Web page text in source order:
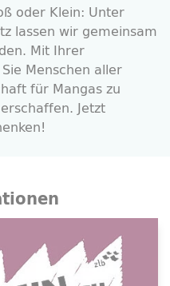
oder Klein: Unter
lassen wir gemeinsam
Mit Ihrer
Menschen aller
für Mangas zu
Jetzt